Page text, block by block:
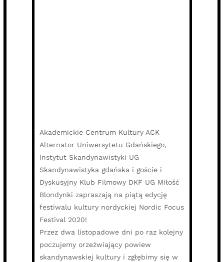
Akademickie Centrum Kultury ACK
Alternator Uniwersytetu Gdańskiego,
Instytut Skandynawistyki UG
Skandynawistyka gdańska i goście i
Dyskusyjny Klub Filmowy DKF UG Miłość
Blondynki zapraszają na piątą edycję
festiwalu kultury nordyckiej Nordic Focus
Festival 2020!
Przez dwa listopadowe dni po raz kolejny
poczujemy orzeźwiający powiew
skandynawskiej kultury i zgłębimy się w